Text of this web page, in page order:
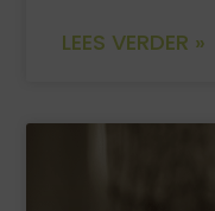
LEES VERDER »